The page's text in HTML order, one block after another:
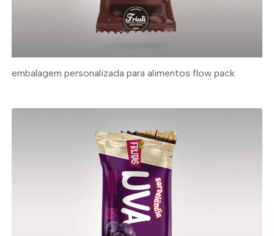
embalagem personalizada para alimentos flow pack